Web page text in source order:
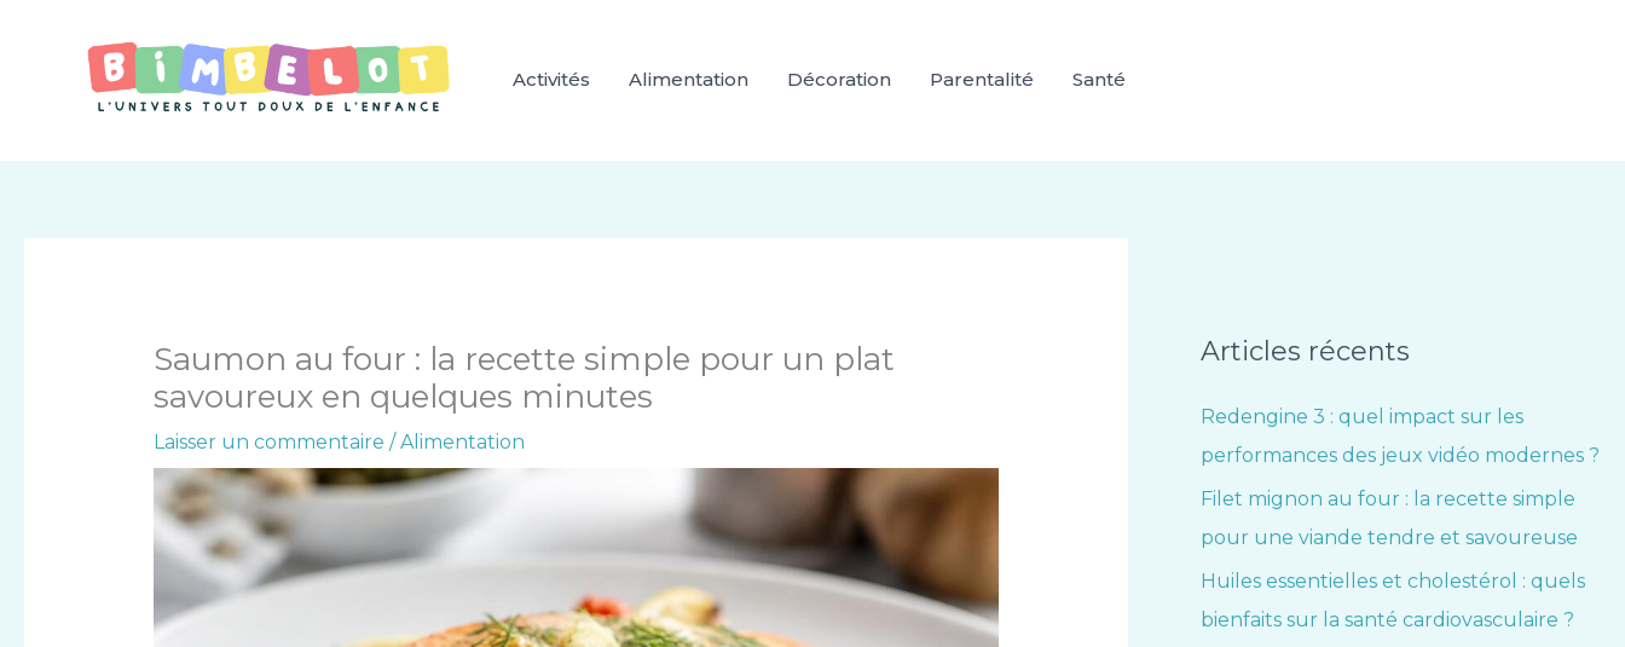
Activités Alimentation Décoration Parentalité Santé
Saumon au four : la recette simple pour un plat
savoureux en quelques minutes
Laisser un commentaire / Alimentation
Articles récents
Redengine 3 : quel impact sur les
performances des jeux vidéo modernes ?
Filet mignon au four : la recette simple
pour une viande tendre et savoureuse
Huiles essentielles et cholestérol : quels
bienfaits sur la santé cardiovasculaire ?